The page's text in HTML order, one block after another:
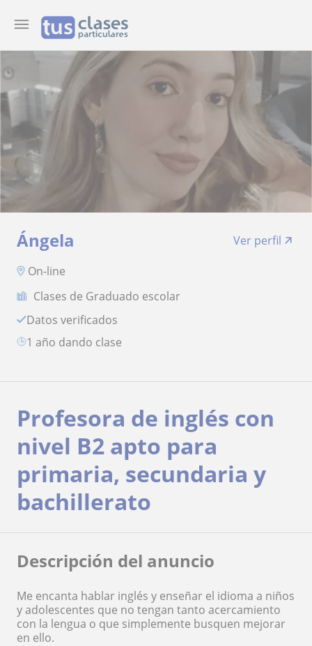
Ángela
Ver perfil
On-line
Clases de Graduado escolar
Datos verificados
1 año dando clase
Profesora de inglés con
nivel B2 apto para
primaria, secundaria y
bachillerato
Descripción del anuncio
Me encanta hablar inglés y enseñar el idioma a niños
y adolescentes que no tengan tanto acercamiento
con la lengua o que simplemente busquen mejorar
en ello.